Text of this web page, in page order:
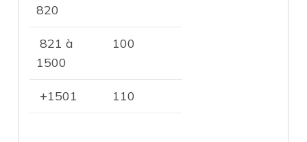
820
821 à
1500
100
+1501 110